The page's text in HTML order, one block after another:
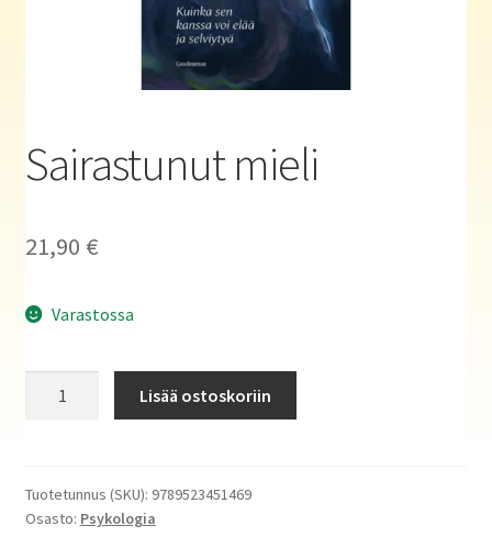
Sairastunut mieli
21,90 €
Varastossa
Lisää ostoskoriin
Tuotetunnus (SKU): 9789523451469
Osasto: Psykologia